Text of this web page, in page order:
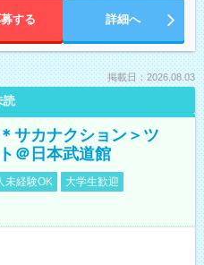
する 詳細へ
掲載日：2026.08.03
読
サカナクション＞ツ
＠日本武道館
未経験OK
大学生歓迎